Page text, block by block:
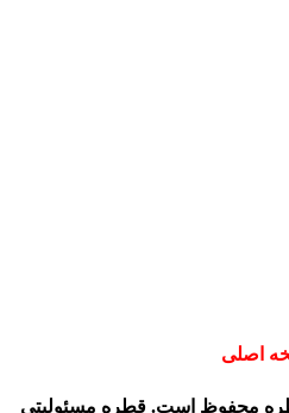
محفوظ است. قطره مسئولیتی